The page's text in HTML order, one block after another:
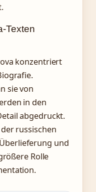
Texten
konzentriert
sie von
in den
abgedruckt.
russischen
und
Rolle